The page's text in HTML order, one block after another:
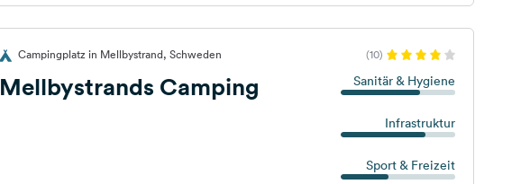
Campingplatz in Mellbystrand, Schweden (10)
Mellbystrands Camping Sanitär & Hygiene
Infrastruktur
Sport & Freizeit